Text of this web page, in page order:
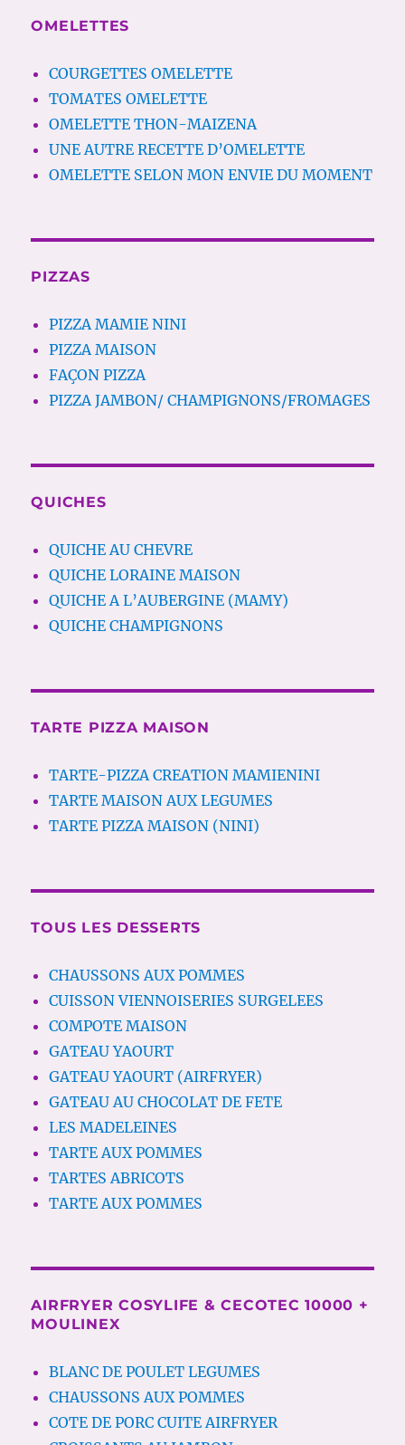
OMELETTES
COURGETTES OMELETTE
TOMATES OMELETTE
OMELETTE THON-MAIZENA
UNE AUTRE RECETTE D’OMELETTE
OMELETTE SELON MON ENVIE DU MOMENT
PIZZAS
PIZZA MAMIE NINI
PIZZA MAISON
FAÇON PIZZA
PIZZA JAMBON/ CHAMPIGNONS/FROMAGES
QUICHES
QUICHE AU CHEVRE
QUICHE LORAINE MAISON
QUICHE A L’AUBERGINE (MAMY)
QUICHE CHAMPIGNONS
TARTE PIZZA MAISON
TARTE-PIZZA CREATION MAMIENINI
TARTE MAISON AUX LEGUMES
TARTE PIZZA MAISON (NINI)
TOUS LES DESSERTS
CHAUSSONS AUX POMMES
CUISSON VIENNOISERIES SURGELEES
COMPOTE MAISON
GATEAU YAOURT
GATEAU YAOURT (AIRFRYER)
GATEAU AU CHOCOLAT DE FETE
LES MADELEINES
TARTE AUX POMMES
TARTES ABRICOTS
TARTE AUX POMMES
AIRFRYER COSYLIFE & CECOTEC 10000 +
MOULINEX
BLANC DE POULET LEGUMES
CHAUSSONS AUX POMMES
COTE DE PORC CUITE AIRFRYER